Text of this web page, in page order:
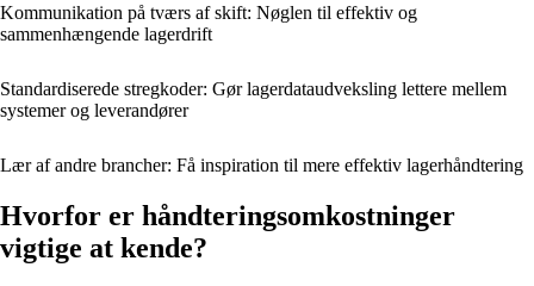
Kommunikation på tværs af skift: Nøglen til effektiv og
sammenhængende lagerdrift
Standardiserede stregkoder: Gør lagerdataudveksling lettere mellem
systemer og leverandører
Lær af andre brancher: Få inspiration til mere effektiv lagerhåndtering
Hvorfor er håndteringsomkostninger
vigtige at kende?